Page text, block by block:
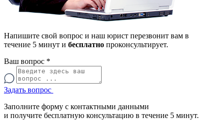
Напишите свой вопрос и наш юрист перезвонит вам в
течение 5 минут и бесплатно проконсультирует.
Ваш вопрос *
Задать вопрос
Заполните форму с контактными данными
и получите бесплатную консультацию в течение 5 минут.